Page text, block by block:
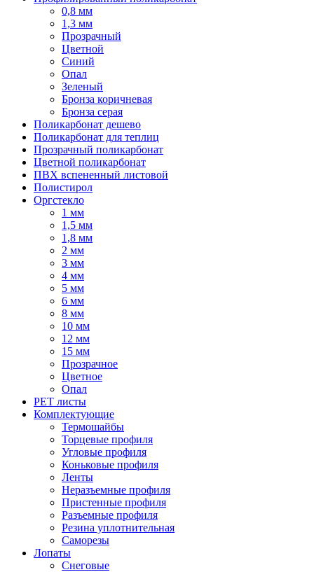
0,8 мм
1,3 мм
Прозрачный
Цветной
Синий
Опал
Зеленый
Бронза коричневая
Бронза серая
Поликарбонат дешево
Поликарбонат для теплиц
Прозрачный поликарбонат
Цветной поликарбонат
ПВХ вспененный листовой
Полистирол
Оргстекло
1 мм
1,5 мм
1,8 мм
2 мм
3 мм
4 мм
5 мм
6 мм
8 мм
10 мм
12 мм
15 мм
Прозрачное
Цветное
Опал
PET листы
Комплектующие
Термошайбы
Торцевые профиля
Угловые профиля
Коньковые профиля
Ленты
Неразъемные профиля
Пристенные профиля
Разъемные профиля
Резина уплотнительная
Саморезы
Лопаты
Снеговые